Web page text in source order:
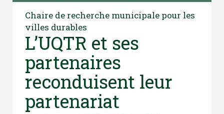
Chaire de recherche municipale pour les
villes durables
L’UQTR et ses
partenaires
reconduisent leur
partenariat